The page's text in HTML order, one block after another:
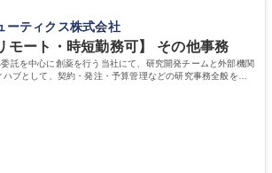
テンシャル採用
ュリティの不安定化や気候変動による自然災害の
上に社会課題解決の重要性が高まっています。
向けて持続可能な社会の実現に貢献してまいりま
：大学院 大学 語学力： 資格：
ーティクス株式会社
モート・時短勤務可】 その他事務
託を中心に創薬を行う当社にて、研究開発チームと外部機関
ハブとして、契約・発注・予算管理などの研究事務全般をお